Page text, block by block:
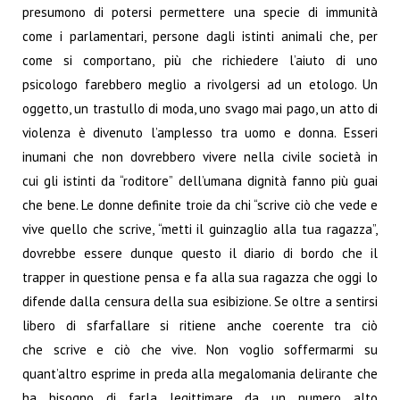
presumono di potersi permettere una specie di immunità
come i parlamentari, persone dagli istinti animali che, per
come si comportano, più che richiedere l’aiuto di uno
psicologo farebbero meglio a rivolgersi ad un etologo. Un
oggetto, un trastullo di moda, uno svago mai pago, un atto di
violenza è divenuto l’amplesso tra uomo e donna. Esseri
inumani che non dovrebbero vivere nella civile società in
cui gli istinti da “roditore” dell’umana dignità fanno più guai
che bene. Le donne definite troie da chi “scrive ciò che vede e
vive quello che scrive, “metti il guinzaglio alla tua ragazza”,
dovrebbe essere dunque questo il diario di bordo che il
trapper in questione pensa e fa alla sua ragazza che oggi lo
difende dalla censura della sua esibizione. Se oltre a sentirsi
libero di sfarfallare si ritiene anche coerente tra ciò
che scrive e ciò che vive. Non voglio soffermarmi su
quant’altro esprime in preda alla megalomania delirante che